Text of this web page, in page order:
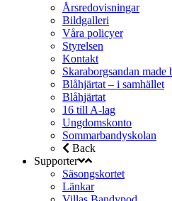
Årsredovisningar
Bildgalleri
Våra policyer
Styrelsen
Kontakt
Skaraborgsandan
Blåhjärtat – i samhället
Blåhjärtat
16 till A-lag
Ungdomskonto
Sommarbandyskolan
Back
Supporter
Säsongskortet
Länkar